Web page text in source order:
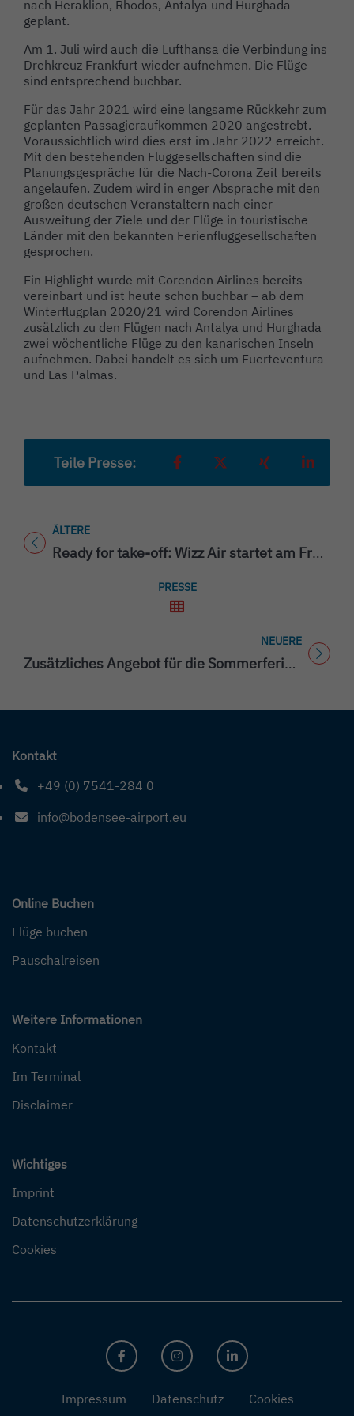
nach Heraklion, Rhodos, Antalya und Hurghada
geplant.
Am 1. Juli wird auch die Lufthansa die Verbindung ins
Drehkreuz Frankfurt wieder aufnehmen. Die Flüge
sind entsprechend buchbar.
Für das Jahr 2021 wird eine langsame Rückkehr zum
geplanten Passagieraufkommen 2020 angestrebt.
Voraussichtlich wird dies erst im Jahr 2022 erreicht.
Mit den bestehenden Fluggesellschaften sind die
Planungsgespräche für die Nach-Corona Zeit bereits
angelaufen. Zudem wird in enger Absprache mit den
großen deutschen Veranstaltern nach einer
Ausweitung der Ziele und der Flüge in touristische
Länder mit den bekannten Ferienfluggesellschaften
gesprochen.
Ein Highlight wurde mit Corendon Airlines bereits
vereinbart und ist heute schon buchbar – ab dem
Winterflugplan 2020/21 wird Corendon Airlines
zusätzlich zu den Flügen nach Antalya und Hurghada
zwei wöchentliche Flüge zu den kanarischen Inseln
aufnehmen. Dabei handelt es sich um Fuerteventura
und Las Palmas.
Teile Presse: Teilen auf Facebook
Teilen auf XTeilen auf Xing
Teilen
ÄLTERE
Titel für Presse
Ready for take-off: Wizz Air startet am Freitag den 05. Juni 2020 mit Flug nach Tuzla
PRESSE
NEUERE
Titel für Presse
Zusätzliches Angebot für die Sommerferien: Aufstockung des Flugangebotes nach Antalya
Kontakt
+49 (0) 7541-284 0
Telefonnummer: 4 9 0 7 5 4 1 2 8 4 0
info@bodensee-airport.eu
E-Mail Adresse: info@bodensee-airport.eu
Online Buchen
Flüge buchen
Pauschalreisen
Weitere Informationen
Kontakt
Im Terminal
Disclaimer
Wichtiges
Imprint
Datenschutzerklärung
Cookies
FACEBOOKINSTAGRAMLINKEDIN
Impressum Datenschutz Cookies